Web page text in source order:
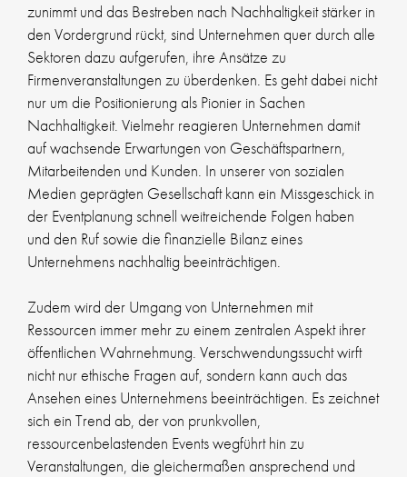
zunimmt und das Bestreben nach Nachhaltigkeit stärker in
den Vordergrund rückt, sind Unternehmen quer durch alle
Sektoren dazu aufgerufen, ihre Ansätze zu
Firmenveranstaltungen zu überdenken. Es geht dabei nicht
nur um die Positionierung als Pionier in Sachen
Nachhaltigkeit. Vielmehr reagieren Unternehmen damit
auf wachsende Erwartungen von Geschäftspartnern,
Mitarbeitenden und Kunden. In unserer von sozialen
Medien geprägten Gesellschaft kann ein Missgeschick in
der Eventplanung schnell weitreichende Folgen haben
und den Ruf sowie die finanzielle Bilanz eines
Unternehmens nachhaltig beeinträchtigen.
Zudem wird der Umgang von Unternehmen mit
Ressourcen immer mehr zu einem zentralen Aspekt ihrer
öffentlichen Wahrnehmung. Verschwendungssucht wirft
nicht nur ethische Fragen auf, sondern kann auch das
Ansehen eines Unternehmens beeinträchtigen. Es zeichnet
sich ein Trend ab, der von prunkvollen,
ressourcenbelastenden Events wegführt hin zu
Veranstaltungen, die gleichermaßen ansprechend und